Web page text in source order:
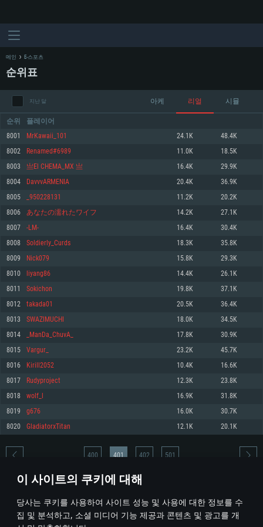
이 사이트의 쿠키에 대해
당사는 쿠키를 사용하여 사이트 성능 및 사용에 대한 정보를 수
집 및 분석하고, 소셜 미디어 기능 제공과 콘텐츠 및 광고를 개
최소사양
운영체제: Windows 10 (64 bit)
프로세서: 2.2 GHz 듀얼코어 이상
메모리: 4GB
그래픽 카드: DirectX 11 이상을 지원하는 AMD Radeon 77XX / NVIDIA
GeForce GT 660. 최소 사양 해상도: 720p
네트워크: 브로드밴드 인터넷
여유 저장 공간: 22.1 GB (최소 클라이언트)
권장 사양
570 혹은 그 이상
여유 저장 공간: 62.2 GB (전체 클라이언트)
최소사양
운영체제: Mac OS Big Sur 11.0
프로세서: 최소 2.2 GHz의 Core i5 (Intel Xeon 은 지원하지 않습니다)
메모리: 6 GB
그래픽 카드: Metal 을 지원하는 Intel Iris Pro 5200 (Mac), 혹은 이와 비슷한 성
능을 가지는 Mac 버전의 AMD/Nvidia. 최소 해상도: 720p
네트워크: 브로드밴드 인터넷
여유 저장 공간: 22.1 GB (최소 클라이언트)
권장 사양
네트워크: 브로드밴드 인터넷
여유 저장 공간: 62.2 GB (전체 클라이언트)
최소사양
운영체제: 64bit Linux 중 최신 버전
프로세서: 2.4 GHz 듀얼코어
메모리: 4 GB
그래픽 카드: Vulkan 을 지원하고, 최신 그래픽 드라이버를 지원하는 NVIDIA
660 (6개월 미만) 혹은 그와 동급의 성능을 가지며 최신 그래픽 드라이버를 지
원하는 AMD (6개월 미만; 최소사양 지원 해상도 720p)
네트워크: 브로드밴드 인터넷
여유 저장 공간: 22.1 GB (최소 클라이언트)
권장 사양
운영체제: Ubuntu 20.04 64bit
프로세서: Intel Core i7
메모리: 16 GB
그래픽 카드: Vulkan 을 지원하고, 최신 그래픽 드라이버를 지원하는 NVIDIA
1060 (6개월 미만) 혹은 그와 동급의 성능을 가지며 최신 그래픽 드라이버를
지원하는 AMD RX 570 (6개월 미만; 최소사양 지원 해상도 720p) 이상
여유 저장 공간: 62.2 GB (전체 클라이언트)
메인 E-스포츠
순위표
지난 달 아케 리얼 시뮬
순위 플레이어
8001 MrKawaii_101 24.1K 48.4K
8002 Renamed#6989 11.0K 18.5K
8003 亗El CHEMA_MX 亗 16.4K 29.9K
8004 DavvvARMENIA 20.4K 36.9K
8005 _950228131 11.2K 20.2K
8006 あなたの濡れたワイフ 14.2K 27.1K
8007 -LM- 16.4K 30.4K
8008 Soldierly_Curds 18.3K 35.8K
8009 Nick079 15.8K 29.3K
8010 liyang86 14.4K 26.1K
8011 Sokichon 19.8K 37.1K
8012 takada01 20.5K 36.4K
8013 SWAZIMUCHI 18.0K 34.5K
8014 _ManDa_ChuvA_ 17.8K 30.9K
8015 Vargur_ 23.2K 45.7K
8016 Kirill2052 10.4K 16.6K
8017 Rudyproject 12.3K 23.8K
8018 wolf_l 16.9K 31.8K
8019 g676 16.0K 30.7K
8020 GladiatorxTitan 12.1K 20.1K
* 순위표는 매일 1회 갱신됩니다
400 401 402 501